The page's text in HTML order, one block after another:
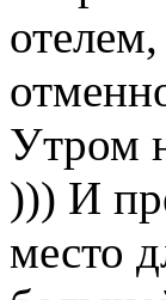
Утром
))) И
место